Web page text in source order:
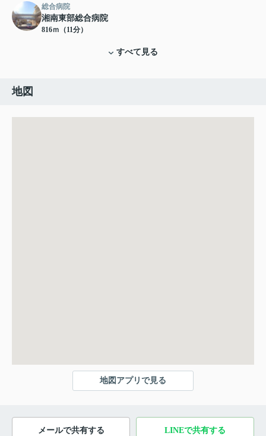
総合病院
湘南東部総合病院
816ｍ（11分）
すべて見る
地図
地図アプリで見る
メールで共有する LINEで共有する